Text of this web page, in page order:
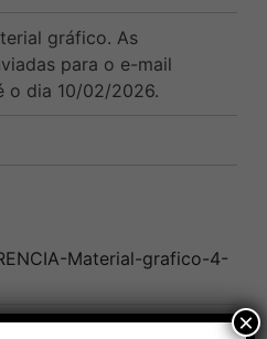
gráfico. As
para o e-mail
o dia 10/02/2026.
Material-grafico-4-
×